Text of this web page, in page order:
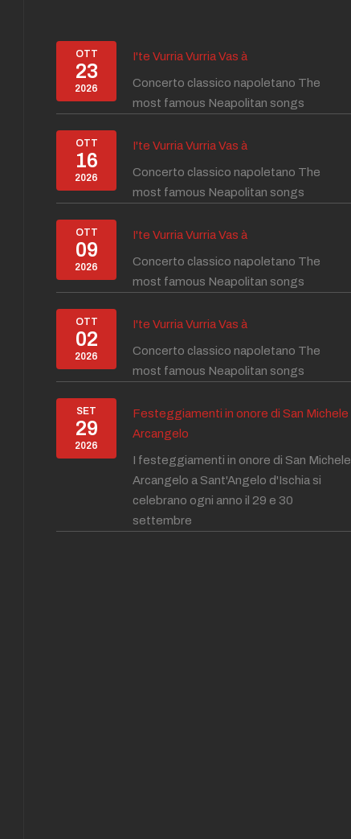
OTT
23
2026
I'te Vurria Vurria Vas à
Concerto classico napoletano The
most famous Neapolitan songs
OTT
16
2026
I'te Vurria Vurria Vas à
Concerto classico napoletano The
most famous Neapolitan songs
OTT
09
2026
I'te Vurria Vurria Vas à
Concerto classico napoletano The
most famous Neapolitan songs
OTT
02
2026
I'te Vurria Vurria Vas à
Concerto classico napoletano The
most famous Neapolitan songs
SET
29
2026
Festeggiamenti in onore di San Michele
Arcangelo
I festeggiamenti in onore di San Michele
Arcangelo a Sant'Angelo d'Ischia si
celebrano ogni anno il 29 e 30
settembre